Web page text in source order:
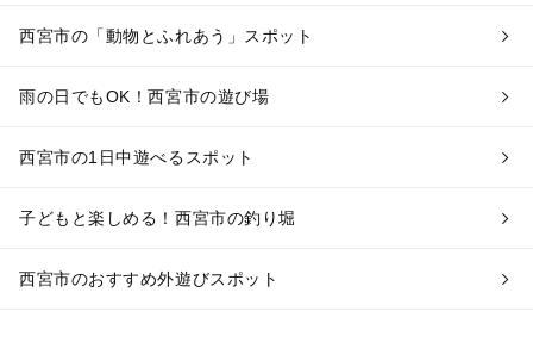
西宮市の「動物とふれあう」スポット
雨の日でもOK！西宮市の遊び場
西宮市の1日中遊べるスポット
子どもと楽しめる！西宮市の釣り堀
西宮市のおすすめ外遊びスポット